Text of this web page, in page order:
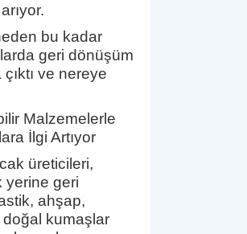
bu kadar
geri dönüşüm
ve nereye
Malzemelerle
İlgi Artıyor
üreticileri,
yerine geri
ahşap,
kumaşlar